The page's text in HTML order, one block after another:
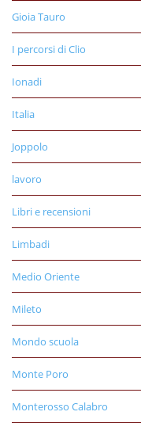
Gioia Tauro
I percorsi di Clio
Ionadi
Italia
Joppolo
lavoro
Libri e recensioni
Limbadi
Medio Oriente
Mileto
Mondo scuola
Monte Poro
Monterosso Calabro